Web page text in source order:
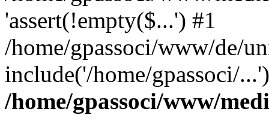
'assert(!empty($...') #1
/home/gpassoci/www/de/
include('/home/gpassoci/
/home/gpassoci/www/